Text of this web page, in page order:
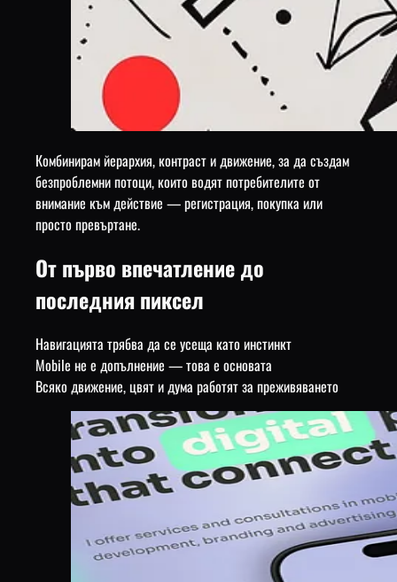
Комбинирам йерархия, контраст и движение, за да създам
безпроблемни потоци, които водят потребителите от
внимание към действие — регистрация, покупка или
просто превъртане.
От първо впечатление до
последния пиксел
Навигацията трябва да се усеща като инстинкт
Mobile не е допълнение — това е основата
Всяко движение, цвят и дума работят за преживяването